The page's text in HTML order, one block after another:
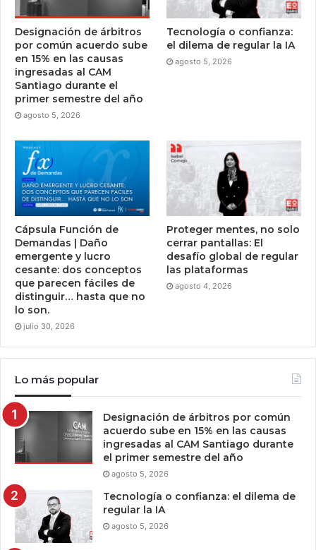
Designación de árbitros
por común acuerdo sube
en 15% en las causas
ingresadas al CAM
Santiago durante el
primer semestre del año
agosto 5, 2026
Tecnología o confianza:
el dilema de regular la IA
agosto 5, 2026
Cápsula Función de
Demandas | Daño
emergente y lucro
cesante: dos conceptos
que parecen fáciles de
distinguir… hasta que no
lo son.
julio 30, 2026
Proteger mentes, no solo
cerrar pantallas: El
desafío global de regular
las plataformas
agosto 4, 2026
Lo más popular
Designación de árbitros por común
acuerdo sube en 15% en las causas
ingresadas al CAM Santiago durante
el primer semestre del año
agosto 5, 2026
Tecnología o confianza: el dilema de
regular la IA
agosto 5, 2026